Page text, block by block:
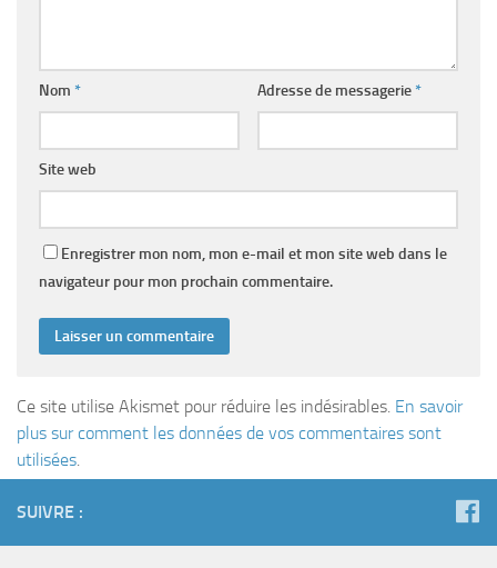
Nom * Adresse de messagerie*
Site web
Enregistrer mon nom, mon e-mail et mon site web dans le
navigateur pour mon prochain commentaire.
Ce site utilise Akismet pour réduire les indésirables. En savoir
plus sur comment les données de vos commentaires sont
utilisées
SUIVRE :